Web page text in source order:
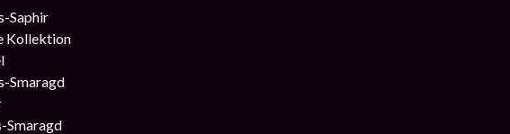
Saphir
Kollektion
Smaragd
Smaragd